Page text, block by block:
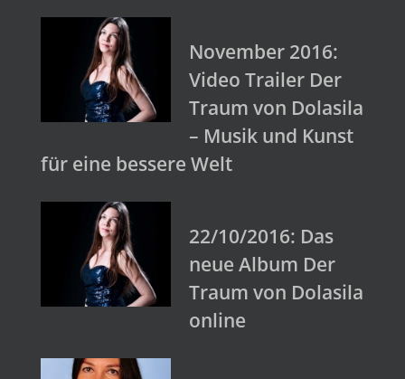
November 2016:
Video Trailer Der
Traum von Dolasila
– Musik und Kunst
für eine bessere Welt
22/10/2016: Das
neue Album Der
Traum von Dolasila
online